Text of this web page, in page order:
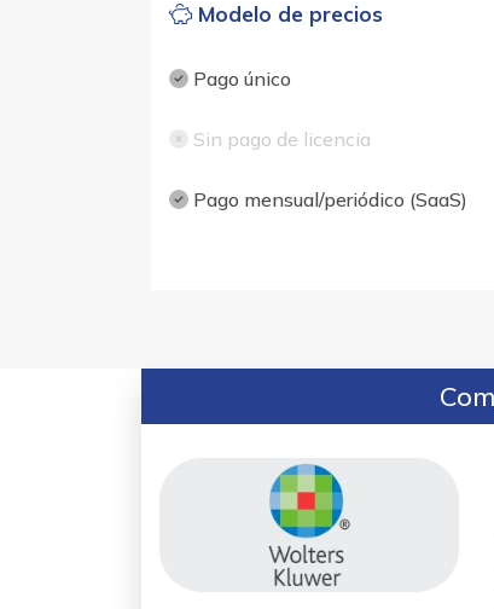
Modelo de precios
Pago único
Sin pago de licencia
Pago mensual/periódico (SaaS)